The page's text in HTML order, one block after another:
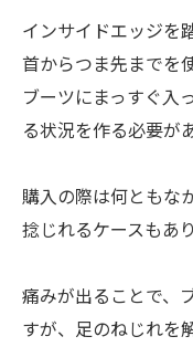
インサイドエッジを
首からつま先までを
ブーツにまっすぐ入
る状況を作る必要が
購入の際は何ともな
捻じれるケースもあ
痛みが出ることで、
すが、足のねじれを